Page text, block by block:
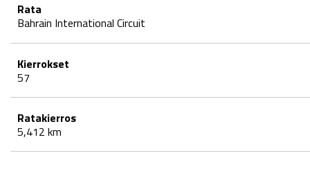
Rata
Bahrain International Circuit
Kierrokset
57
Ratakierros
5,412 km